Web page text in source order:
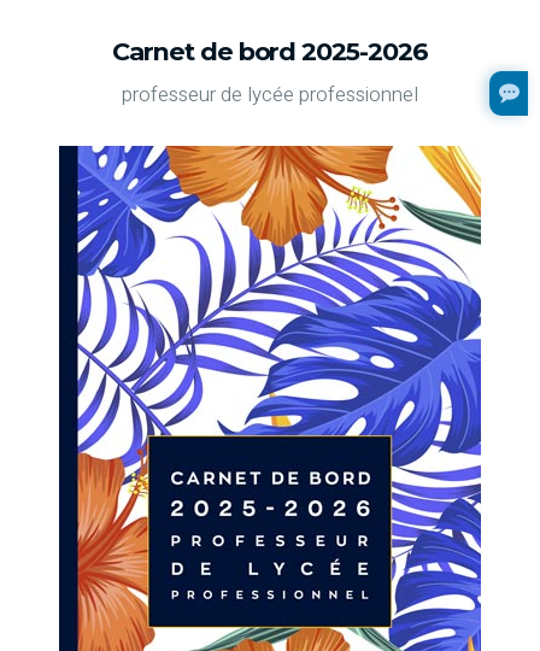
Carnet de bord 2025-2026
professeur de lycée professionnel